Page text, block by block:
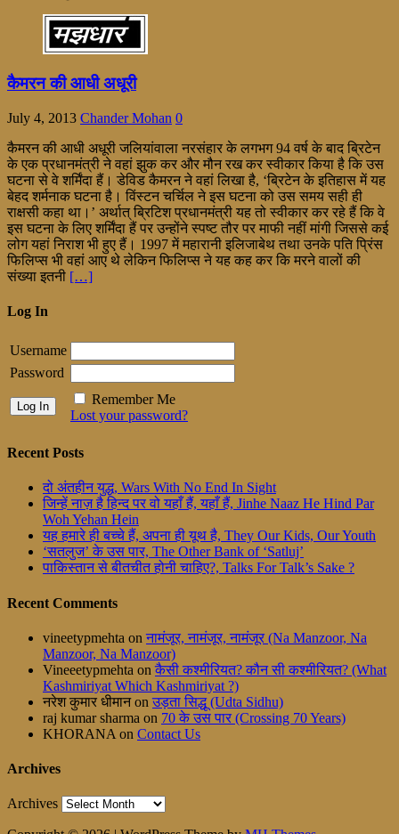
कैमरन की आधी अधूरी
July 4, 2013 Chander Mohan 0
कैमरन की आधी अधूरी जलियांवाला नरसंहार के लगभग 94 वर्ष के बाद ब्रिटेन
के एक प्रधानमंत्री ने वहां झुक कर और मौन रख कर स्वीकार किया है कि उस
घटना से वे शर्मिंदा हैं। डेविड कैमरन ने वहां लिखा है, ‘ब्रिटेन के इतिहास में यह
बेहद शर्मनाक घटना है। विंस्टन चर्चिल ने इस घटना को उस समय सही ही
राक्षसी कहा था।’ अर्थात् ब्रिटिश प्रधानमंत्री यह तो स्वीकार कर रहे हैं कि वे
इस घटना के लिए शर्मिंदा हैं पर उन्होंने स्पष्ट तौर पर माफी नहीं मांगी जिससे कई
लोग यहां निराश भी हुए हैं। 1997 में महारानी इलिजाबेथ तथा उनके पति प्रिंस
फिलिप्स भी वहां आए थे लेकिन फिलिप्स ने यह कह कर कि मरने वालों की
संख्या इतनी […]
Log In
Username
Password
Remember Me
Lost your password?
Recent Posts
दो अंतहीन युद्ध, Wars With No End In Sight
जिन्हें नाज़ है हिन्द पर वो यहाँ हैं, यहाँ हैं, Jinhe Naaz He Hind Par
Woh Yehan Hein
यह हमारे ही बच्चे हैं, अपना ही यूथ है, They Our Kids, Our Youth
‘सतलुज’ के उस पार, The Other Bank of ‘Satluj’
पाकिस्तान से बीतचीत होनी चाहिए?, Talks For Talk’s Sake ?
Recent Comments
vineetypmehta on नामंजूर, नामंजूर, नामंजूर (Na Manzoor, Na
Manzoor, Na Manzoor)
Vineeetypmehta on कैसी कश्मीरियत? कौन सी कश्मीरियत? (What
Kashmiriyat Which Kashmiriyat ?)
नरेश कुमार धीमानon उड़ता सिद्धू (Udta Sidhu)
raj kumar sharma on 70 के उस पार (Crossing 70 Years)
KHORANA on Contact Us
Archives
Archives